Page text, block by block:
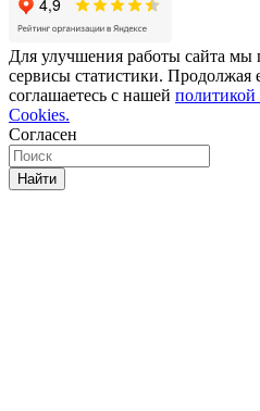
Для улучшения работы сайта
сервисы статистики. Продолжая
соглашаетесь с нашей политикой
Cookies.
Согласен
Найти